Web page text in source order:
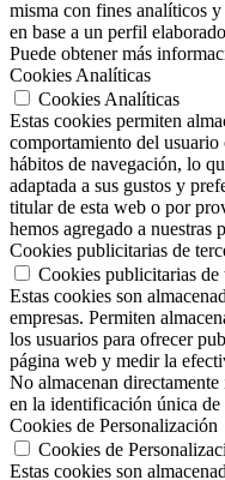
misma con fines analíticos
en base a un perfil
Puede obtener más
Cookies Analíticas
Cookies Analíticas
Estas cookies permiten
comportamiento del usuario
hábitos de navegación, lo
adaptada a sus gustos y
titular de esta web o por
hemos agregado a nuestras
Cookies publicitarias de
Cookies publicitarias de
Estas cookies son
empresas. Permiten
los usuarios para ofrecer
página web y medir la
No almacenan
en la identificación única
Cookies de Personalización
Cookies de
Estas cookies son